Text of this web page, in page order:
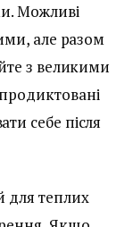
Можливі
але разом
з великими
себе після
для теплих